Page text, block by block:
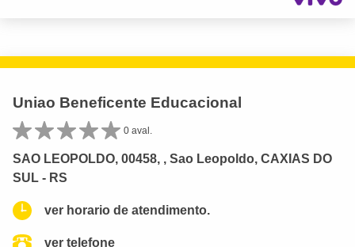
Uniao Beneficente Educacional
0 aval.
SAO LEOPOLDO, 00458, , Sao Leopoldo, CAXIAS DO
SUL - RS
ver horario de atendimento.
ver telefone